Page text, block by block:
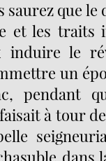
que le
et les traits
induire le
un
pendant
à tour
dans